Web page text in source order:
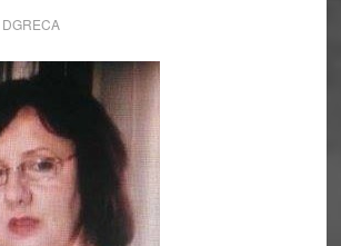
DGRECA